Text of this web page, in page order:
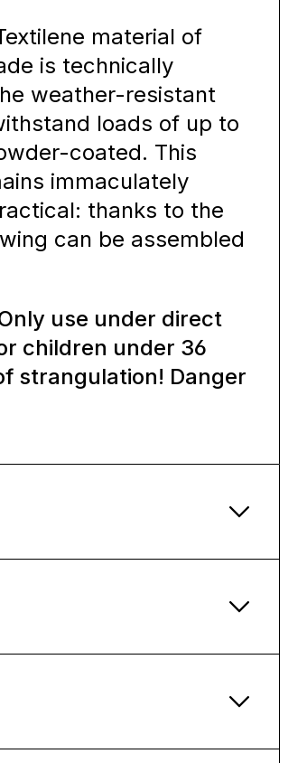
material of
is technically
weather-resistant
loads of up to
coated. This
immaculately
thanks to the
can be assembled
use under direct
children under 36
strangulation! Danger